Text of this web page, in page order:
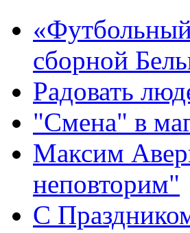
сборной
Радовать
"Смена" в
Максим
неповторим"
С